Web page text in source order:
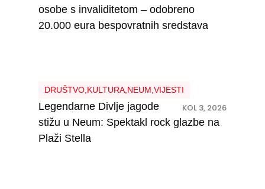
osobe s invaliditetom – odobreno
20.000 eura bespovratnih sredstava
DRUŠTVO, KULTURA, NEUM VIJESTI
KOL 3, 2026
Legendarne Divlje jagode
stižu u Neum: Spektakl rock glazbe na
Plaži Stella